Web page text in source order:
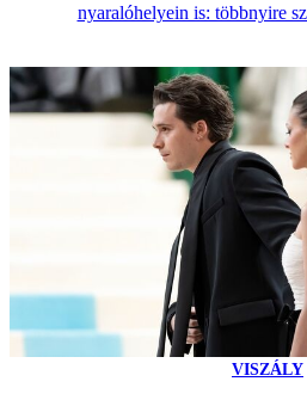
nyaralóhelyein is: többnyire
VISZÁLY